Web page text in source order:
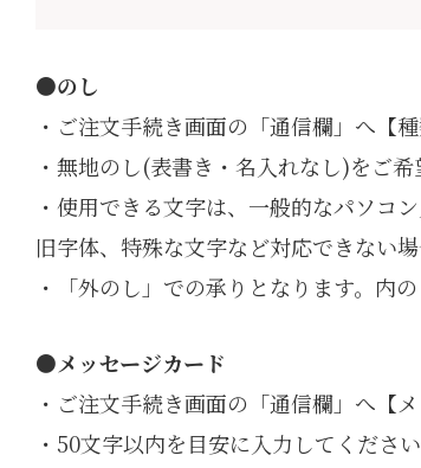
●のし
・ご注文手続き画面の「通信欄」へ【
・無地のし(表書き・名入れなし)をご
・使用できる文字は、一般的なパソコ
旧字体、特殊な文字など対応できない場
・「外のし」での承りとなります。内
●メッセージカード
・ご注文手続き画面の「通信欄」へ【
・50文字以内を目安に入力してください